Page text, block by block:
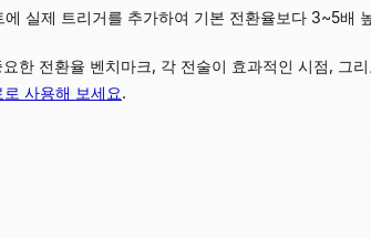
실제 트리거를 추가하여 기본 전환율보다 3~5배
한 전환율 벤치마크, 각 전술이 효과적인 시점, 그
사용해 보세요.